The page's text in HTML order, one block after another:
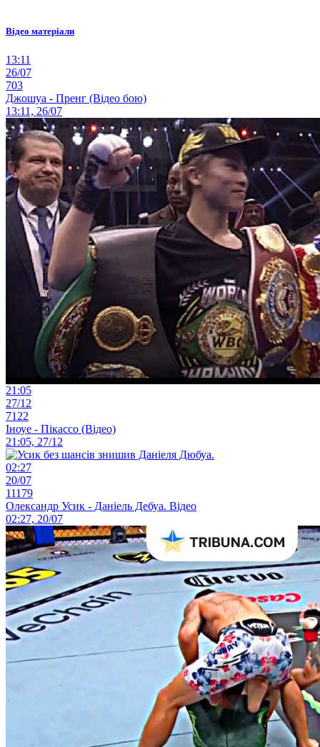
Відео матеріали
13:11
26/07
703
Джошуа - Пренг (Відео бою)
13:11, 26/07
21:05
27/12
7122
Іноуе - Пікассо (Відео)
21:05, 27/12
02:27
20/07
11179
Олександр Усик - Даніель Дебуа. Відео
02:27, 20/07